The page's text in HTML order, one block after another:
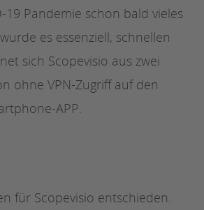
19 Pandemie schon bald vieles
es essenziell, schnellen
sich Scopevisio aus zwei
ohne VPN-Zugriff auf den
APP.
für Scopevisio entschieden.